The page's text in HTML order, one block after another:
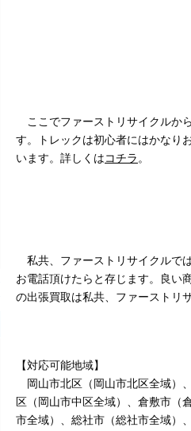
ここでファーストリサイクルか
す。トレックは初心者にはかなり
います。詳しくはコチラ 。
私共、ファーストリサイクルで
お電話頂けたらと存じます。良い
の出張買取は私共、ファーストリ
【対応可能地域】
岡山市北区（岡山市北区全域）
区（岡山市中区全域）、倉敷市（
市全域）、総社市（総社市全域）